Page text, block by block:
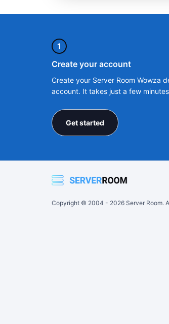
1
Create your account
Create your Server Room Wowza
account. It takes just a few
Get started
Copyright © 2004 - 2026 Server Room.